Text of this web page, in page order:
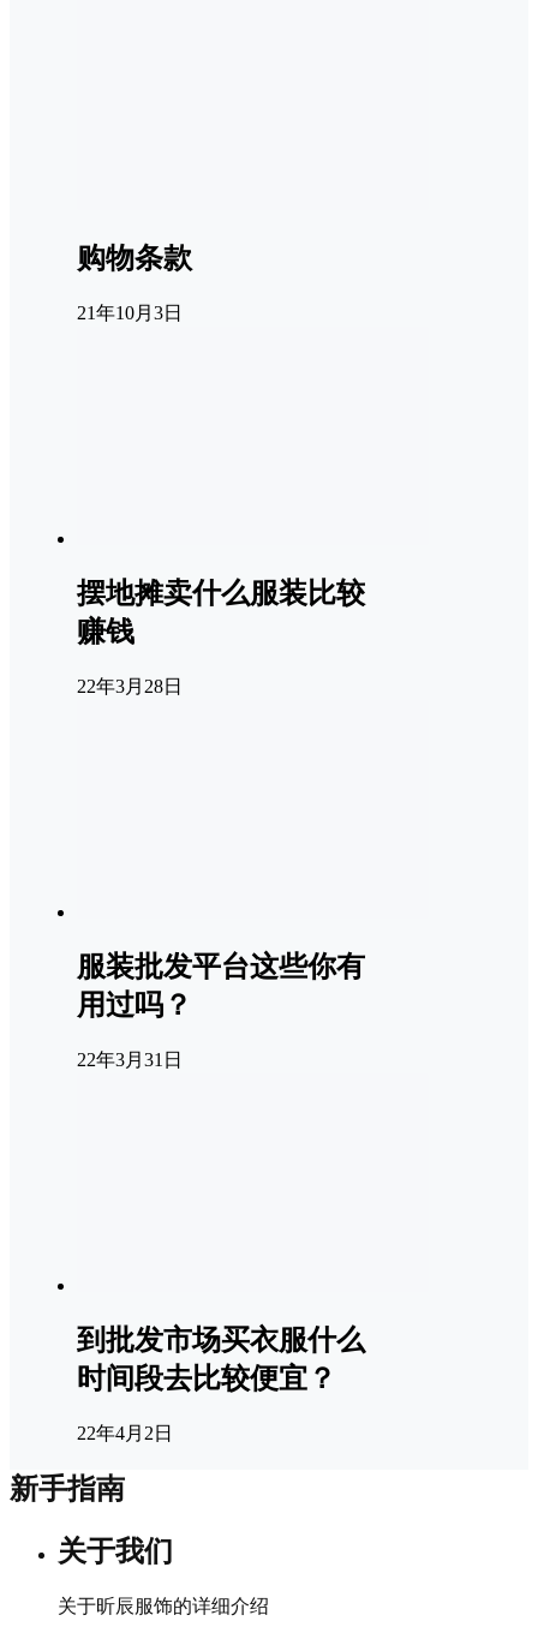
购物条款
21年10月3日
摆地摊卖什么服装比较
赚钱
22年3月28日
服装批发平台这些你有
用过吗？
22年3月31日
到批发市场买衣服什么
时间段去比较便宜？
22年4月2日
新手指南
关于我们
关于昕辰服饰的详细介绍